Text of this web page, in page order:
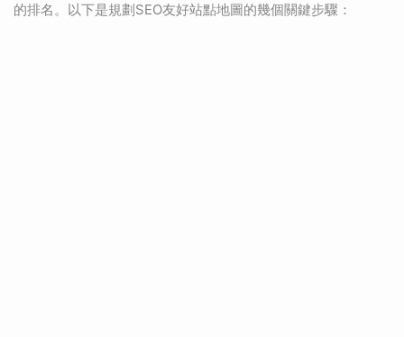
的排名。以下是規劃SEO友好站點地圖的幾個關鍵步驟：